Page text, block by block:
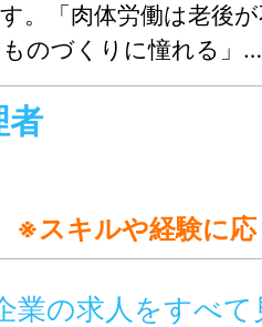
。「肉体労働は老後
のづくりに憧れる」
あるので、県外の方
者
キルや経験に応じて
業の求人をすべて